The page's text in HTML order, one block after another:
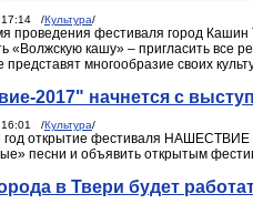
17:14 /Культура/
проведения фестиваля город Кашин
«Волжскую кашу» – пригласить все
представят многообразие своих
2017" начнется с
16:01 /Культура/
открытие фестиваля НАШЕСТВИЕ
песни и объявить открытым
в Твери будет